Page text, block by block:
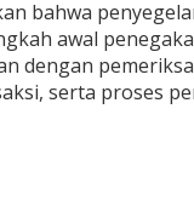
bahwa
awal
dengan
serta proses